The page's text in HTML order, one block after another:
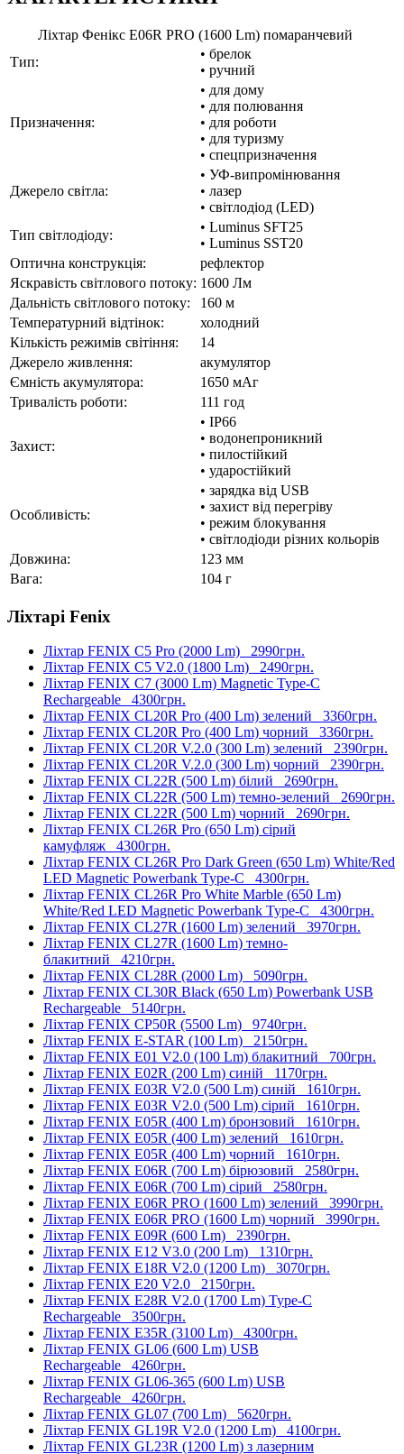
Ліхтар Фенікс E06R PRO (1600 Lm) помаранчевий
Тип:
• брелок
• ручний
Призначення:
• для дому
• для полювання
• для роботи
• для туризму
• спецпризначення
Джерело світла:
• УФ-випромінювання
• лазер
• світлодіод (LED)
Тип світлодіоду:
• Luminus SFT25
• Luminus SST20
Оптична конструкція:
рефлектор
Яскравість світлового потоку: 1600 Лм
Дальність світлового потоку:
160 м
Температурний відтінок:
холодний
Кількість режимів світіння:
14
Джерело живлення:
акумулятор
Ємність акумулятора:
1650 мАг
Тривалість роботи:
111 год
Захист:
• IP66
• водонепроникний
• пилостійкий
• ударостійкий
Особливість:
• зарядка від USB
• захист від перегріву
• режим блокування
• світлодіоди різних кольорів
Довжина:
123 мм
Вага:
104 г
Ліхтарі Fenix
Ліхтар FENIX C5 Pro (2000 Lm) 2990грн.
Ліхтар FENIX C5 V2.0 (1800 Lm) 2490грн.
Ліхтар FENIX C7 (3000 Lm) Magnetic Type-C
Rechargeable 4300грн.
Ліхтар FENIX CL20R Pro (400 Lm) зелений 3360грн.
Ліхтар FENIX CL20R Pro (400 Lm) чорний 3360грн.
Ліхтар FENIX CL20R V.2.0 (300 Lm) зелений 2390грн.
Ліхтар FENIX CL20R V.2.0 (300 Lm) чорний 2390грн.
Ліхтар FENIX CL22R (500 Lm) білий 2690грн.
Ліхтар FENIX CL22R (500 Lm) темно-зелений 2690грн.
Ліхтар FENIX CL22R (500 Lm) чорний 2690грн.
Ліхтар FENIX CL26R Pro (650 Lm) сірий
камуфляж 4300грн.
Ліхтар FENIX CL26R Pro Dark Green (650 Lm) White/Red
LED Magnetic Powerbank Type-C 4300грн.
Ліхтар FENIX CL26R Pro White Marble (650 Lm)
White/Red LED Magnetic Powerbank Type-C 4300грн.
Ліхтар FENIX CL27R (1600 Lm) зелений 3970грн.
Ліхтар FENIX CL27R (1600 Lm) темно-
блакитний 4210грн.
Ліхтар FENIX CL28R (2000 Lm) 5090грн.
Ліхтар FENIX CL30R Black (650 Lm) Powerbank USB
Rechargeable 5140грн.
Ліхтар FENIX CP50R (5500 Lm) 9740грн.
Ліхтар FENIX E-STAR (100 Lm) 2150грн.
Ліхтар FENIX E01 V2.0 (100 Lm) блакитний 700грн.
Ліхтар FENIX E02R (200 Lm) синій 1170грн.
Ліхтар FENIX E03R V2.0 (500 Lm) синій 1610грн.
Ліхтар FENIX E03R V2.0 (500 Lm) сірий 1610грн.
Ліхтар FENIX E05R (400 Lm) бронзовий 1610грн.
Ліхтар FENIX E05R (400 Lm) зелений 1610грн.
Ліхтар FENIX E05R (400 Lm) чорний 1610грн.
Ліхтар FENIX E06R (700 Lm) бірюзовий 2580грн.
Ліхтар FENIX E06R (700 Lm) сірий 2580грн.
Ліхтар FENIX E06R PRO (1600 Lm) зелений 3990грн.
Ліхтар FENIX E06R PRO (1600 Lm) чорний 3990грн.
Ліхтар FENIX E09R (600 Lm) 2390грн.
Ліхтар FENIX E12 V3.0 (200 Lm) 1310грн.
Ліхтар FENIX E18R V2.0 (1200 Lm) 3070грн.
Ліхтар FENIX E20 V2.0 2150грн.
Ліхтар FENIX E28R V2.0 (1700 Lm) Type-C
Rechargeable 3500грн.
Ліхтар FENIX E35R (3100 Lm) 4300грн.
Ліхтар FENIX GL06 (600 Lm) USB
Rechargeable 4260грн.
Ліхтар FENIX GL06-365 (600 Lm) USB
Rechargeable 4260грн.
Ліхтар FENIX GL07 (700 Lm) 5620грн.
Ліхтар FENIX GL19R V2.0 (1200 Lm) 4100грн.
Ліхтар FENIX GL23R (1200 Lm) з лазерним